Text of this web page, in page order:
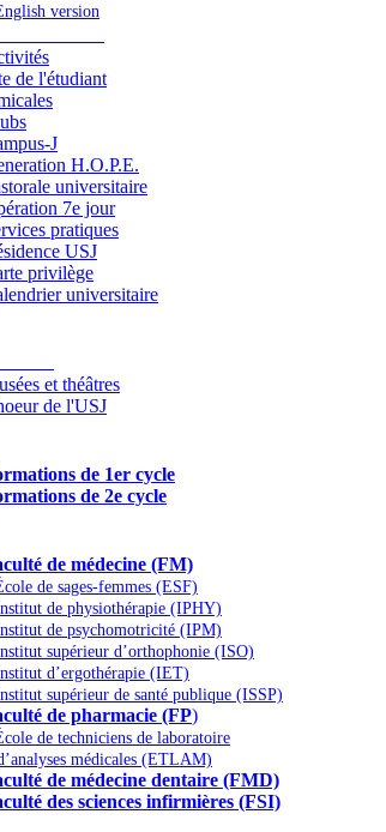
version
de l'étudiant
J
H.O.P.E.
universitaire
7e jour
pratiques
USJ
privilège
universitaire
et théâtres
de l'USJ
de 1er cycle
de 2e cycle
de médecine (FM)
de sages-femmes (ESF)
de physiothérapie (IPHY)
de psychomotricité (IPM)
supérieur d’orthophonie (ISO)
d’ergothérapie (IET)
supérieur de santé publique (ISSP)
de pharmacie (FP)
de techniciens de laboratoire
médicales (ETLAM)
de médecine dentaire (FMD)
des sciences infirmières (FSI)